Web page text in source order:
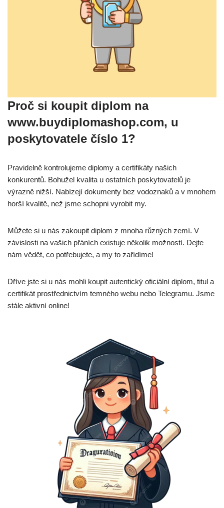
Proč si koupit diplom na
www.buydiplomashop.com, u
poskytovatele číslo 1?
Pravidelně kontrolujeme diplomy a certifikáty našich
konkurentů. Bohužel kvalita u ostatních poskytovatelů je
výrazně nižší. Nabízejí dokumenty bez vodoznaků a v mnohem
horší kvalitě, než jsme schopni vyrobit my.
Můžete si u nás zakoupit diplom z mnoha různých zemí. V
závislosti na vašich přáních existuje několik možností. Dejte
nám vědět, co potřebujete, a my to zařídíme!
Dříve jste si u nás mohli koupit autentický oficiální diplom, titul a
certifikát prostřednictvím temného webu nebo Telegramu. Jsme
stále aktivní online!